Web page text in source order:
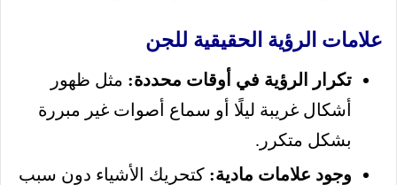
علامات الرؤية الحقيقية للجن
تكرار الرؤية في أوقات محددة: مثل ظهور
أشكال غريبة ليلًا أو سماع أصوات غير مبررة
بشكل متكرر.
وجود علامات مادية: كتحريك الأشياء دون سبب